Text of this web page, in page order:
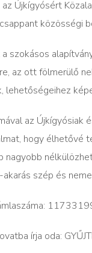
az Újkígyósért
szokásos
az ott fölmerülő
lehetőségeihez
az
hogy élhetővé
nagyobb
szép és
írja oda: